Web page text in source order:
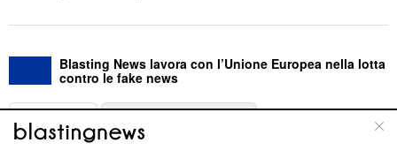
Blasting News lavora con l’Unione Europea nella lotta
contro le fake news
ABOUT